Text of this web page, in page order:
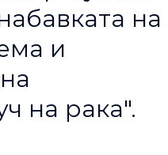
на
и
на рака".